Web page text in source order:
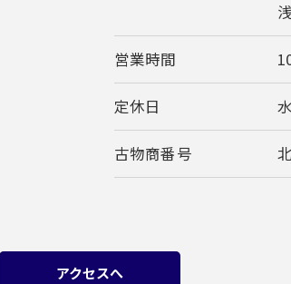
営業時間
定休日
古物商番号
アクセスへ